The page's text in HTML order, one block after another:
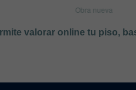
valorar online tu piso,